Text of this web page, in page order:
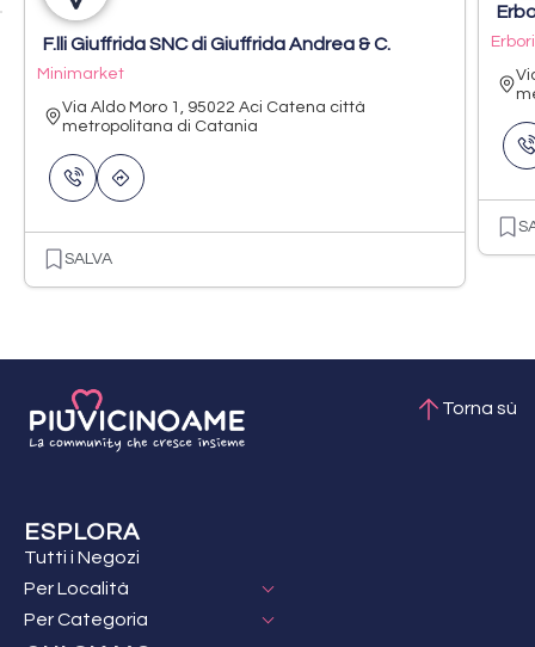
F.lli Giuffrida SNC di Giuffrida Andrea & C.
Minimarket
Via Aldo Moro 1, 95022 Aci Catena città
metropolitana di Catania
SALVA
Torna sù
ESPLORA
Tutti i Negozi
Per Località
Per Categoria